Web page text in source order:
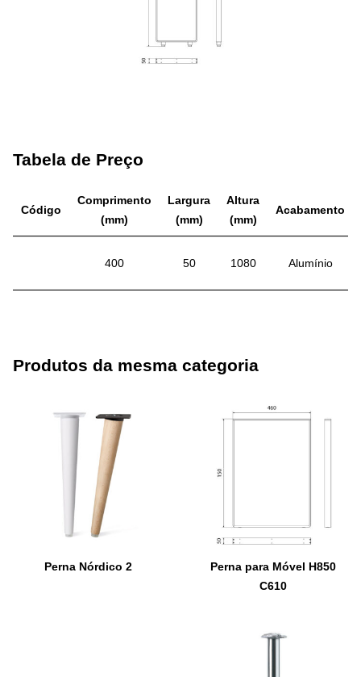
Tabela de Preço
Código
Comprimento
(mm)
Largura
(mm)
Altura
(mm)
Acabamento
400 50 1080 Alumínio
Produtos da mesma categoria
Perna Nórdico 2
Perna para Móvel H850
C610